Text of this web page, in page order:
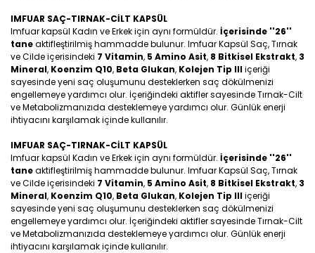
IMFUAR SAÇ-TIRNAK-CİLT KAPSÜL
Imfuar kapsül Kadın ve Erkek için aynı formüldür. İçerisinde ''26''
taneaktifleştirilmiş hammadde bulunur. Imfuar Kapsül Saç, Tırnak
ve Cilde içerisindeki 7 Vitamin, 5 Amino Asit, 8 Bitkisel Ekstrakt, 3
Mineral, Koenzim Q10, Beta Glukan, Kolejen Tip IIIiçeriği
sayesinde yeni saç oluşumunu desteklerken saç dökülmenizi
engellemeye yardımcı olur. İçeriğindeki aktifler sayesinde Tırnak-Cilt
ve Metabolizmanızıda desteklemeye yardımcı olur. Günlük enerji
ihtiyacını karşılamak içinde kullanılır.
IMFUAR SAÇ-TIRNAK-CİLT KAPSÜL
Imfuar kapsül Kadın ve Erkek için aynı formüldür. İçerisinde ''26''
taneaktifleştirilmiş hammadde bulunur. Imfuar Kapsül Saç, Tırnak
ve Cilde içerisindeki 7 Vitamin, 5 Amino Asit, 8 Bitkisel Ekstrakt, 3
Mineral, Koenzim Q10, Beta Glukan, Kolejen Tip IIIiçeriği
sayesinde yeni saç oluşumunu desteklerken saç dökülmenizi
engellemeye yardımcı olur. İçeriğindeki aktifler sayesinde Tırnak-Cilt
ve Metabolizmanızıda desteklemeye yardımcı olur. Günlük enerji
ihtiyacını karşılamak içinde kullanılır.